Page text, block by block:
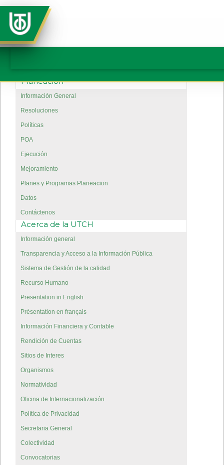
Planeación
Información General
Resoluciones
Políticas
POA
Ejecución
Mejoramiento
Planes y Programas Planeacion
Datos
Contáctenos
Acerca de la UTCH
Información general
Transparencia y Acceso a la Información Pública
Sistema de Gestión de la calidad
Recurso Humano
Presentation in English
Présentation en français
Información Financiera y Contable
Rendición de Cuentas
Sitios de Interes
Organismos
Normatividad
Oficina de Internacionalización
Política de Privacidad
Secretaria General
Colectividad
Convocatorias